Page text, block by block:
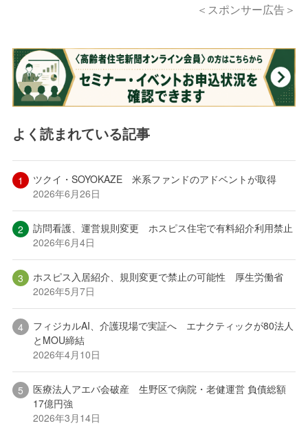
＜スポンサー広告＞
よく読まれている記事
ツクイ・SOYOKAZE 米系ファンドのアドベントが取得
2026年6月26日
訪問看護、運営規則変更 ホスピス住宅で有料紹介利用禁止
2026年6月4日
ホスピス入居紹介、規則変更で禁止の可能性 厚生労働省
2026年5月7日
フィジカルAI、介護現場で実証へ エナクティックが80法人
とMOU締結
2026年4月10日
医療法人アエバ会破産 生野区で病院・老健運営 負債総額
17億円強
2026年3月14日